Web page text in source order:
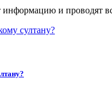
и проводят